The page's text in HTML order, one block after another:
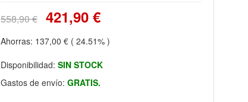
558,90 € 421,90 €
Ahorras: 137,00 € ( 24.51% )
Disponibilidad: SIN STOCK
Gastos de envío: GRATIS.